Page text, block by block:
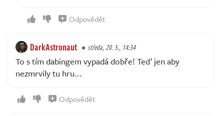
Odpovědět
DarkAstronaut středa, 20. 5., 14:34
To s tím dabingem vypadá dobře! Teď jen aby
nezmrvily tu hru...
Odpovědět